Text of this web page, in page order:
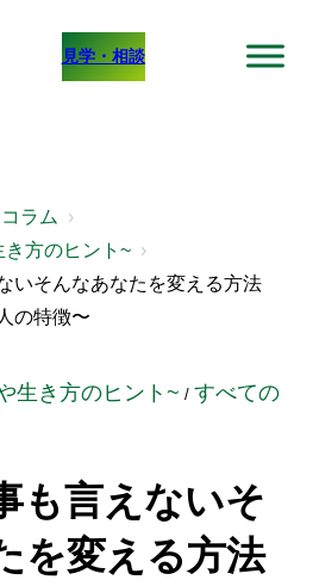
見学・相談
ラム
き方のヒント~
いそんなあなたを変える方法
の特徴〜
生き方のヒント~
すべての
も言えないそ
を変える方法